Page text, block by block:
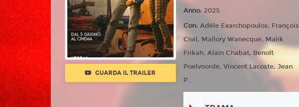
GUARDA IL TRAILER
Anno:2025
Con:Adèle Exarchopoulos, François
Civil, Mallory Wanecque, Malik
Frikah, Alain Chabat, Benoît
Poelvoorde, Vincent Lacoste, Jean
P...